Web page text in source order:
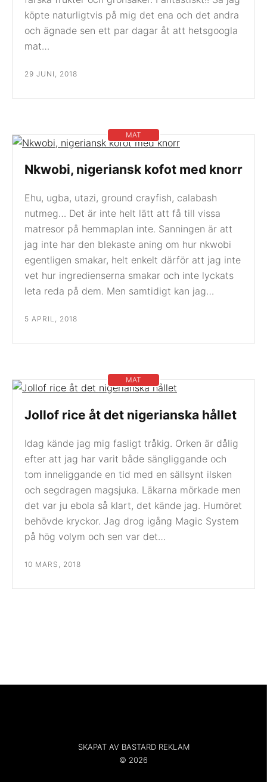
köpte naturligtvis på mig det ena och det andra
och ägnade sen ett par dagar åt att hetsgoogla
mat…
29 JUNI, 2018
MAT
Nkwobi, nigeriansk kofot med knorr
Ehu, ugba, utazi, ground crayfish, calabash
nutmeg… Det är inte helt lätt att få till vissa
matresor på hemmaplan inte. Sanningen är att
jag inte har den blekaste aning om hur nkwobi
egentligen smakar, helt enkelt därför att jag inte
vet hur ingredienserna smakar och inte lyckats
leta reda på dem. Men samtidigt kan jag…
5 APRIL, 2018
MAT
Jollof rice åt det nigerianska hållet
Idag kände jag mig fasligt tråkig. Orken är dålig
efter att jag har varit både sängliggande och
tom inneliggande en tid med en sällsynt ilsken
och segdragen magsjuka. Läkarna mörkade men
det var ju ebola så klart, det kände jag. Humöret
behövde kryckor. Jag drog igång Magic System
på hög volym och sen var det…
10 MARS, 2018
SKAPAT AV BASTARD REKLAM
© 2026